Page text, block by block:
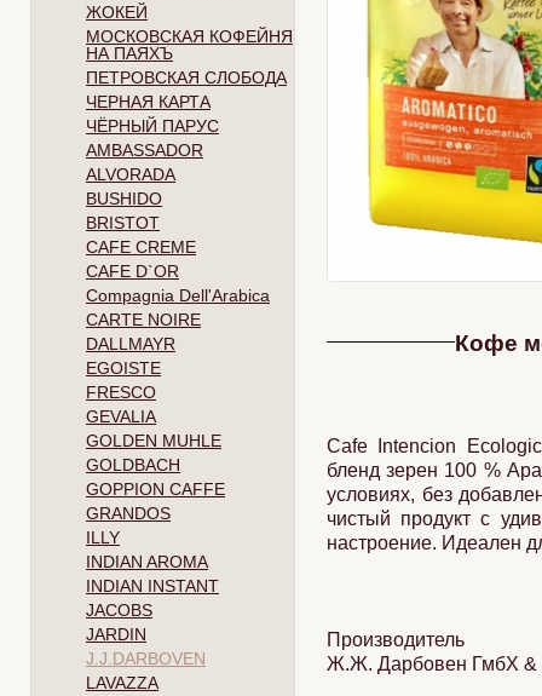
ЖОКЕЙ
МОСКОВСКАЯ КОФЕЙНЯ
НА ПАЯХЪ
ПЕТРОВСКАЯ СЛОБОДА
ЧЕРНАЯ КАРТА
ЧЁРНЫЙ ПАРУС
AMBASSADOR
ALVORADA
BUSHIDO
BRISTOT
CAFE CREME
CAFE D`OR
Compagnia Dell'Arabica
CARTE NOIRE
DALLMAYR
EGOISTE
FRESCO
GEVALIA
GOLDEN MUHLE
GOLDBACH
GOPPION CAFFE
GRANDOS
ILLY
INDIAN AROMA
INDIAN INSTANT
JACOBS
JARDIN
J.J.DARBOVEN
LAVAZZA
Кофе
Cafe Intencion
бленд зерен 100 %
условиях, без
чистый продукт с
настроение. Идеален
Производитель
Ж.Ж. Дарбовен ГмбХ &